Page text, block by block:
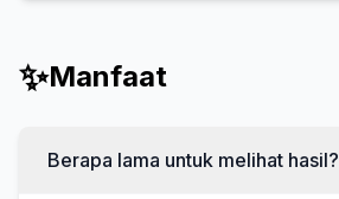
✨Manfaat
Berapa lama untuk melihat hasil?